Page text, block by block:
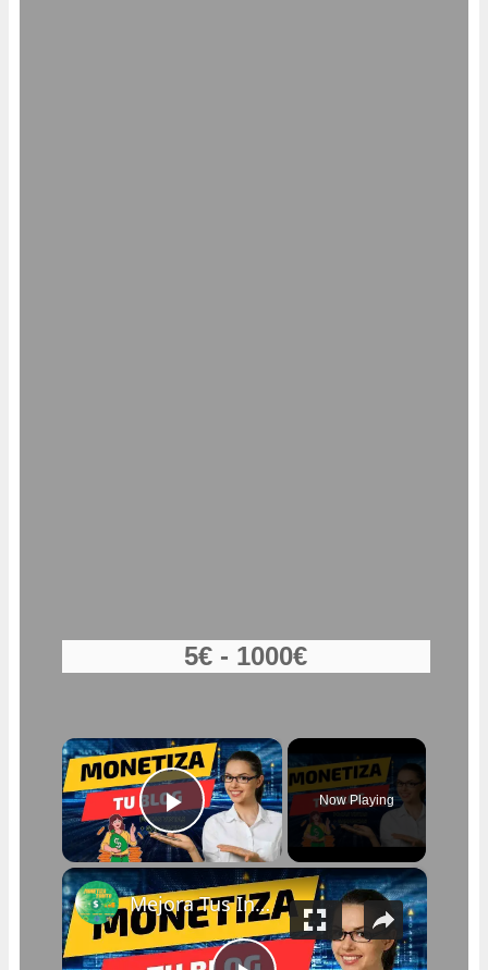
×
Play Video
Now Playing
×
Mejora Tus Ingresos con la Mejor PLATAFORMA de Monetización